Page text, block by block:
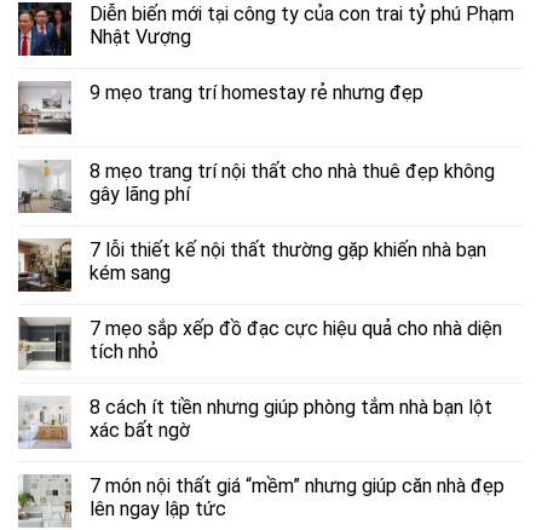
Diễn biến mới tại công ty của con trai tỷ phú Phạm
Nhật Vượng
9 mẹo trang trí homestay rẻ nhưng đẹp
8 mẹo trang trí nội thất cho nhà thuê đẹp không
gây lãng phí
7 lỗi thiết kế nội thất thường gặp khiến nhà bạn
kém sang
7 mẹo sắp xếp đồ đạc cực hiệu quả cho nhà diện
tích nhỏ
8 cách ít tiền nhưng giúp phòng tắm nhà bạn lột
xác bất ngờ
7 món nội thất giá “mềm” nhưng giúp căn nhà đẹp
lên ngay lập tức